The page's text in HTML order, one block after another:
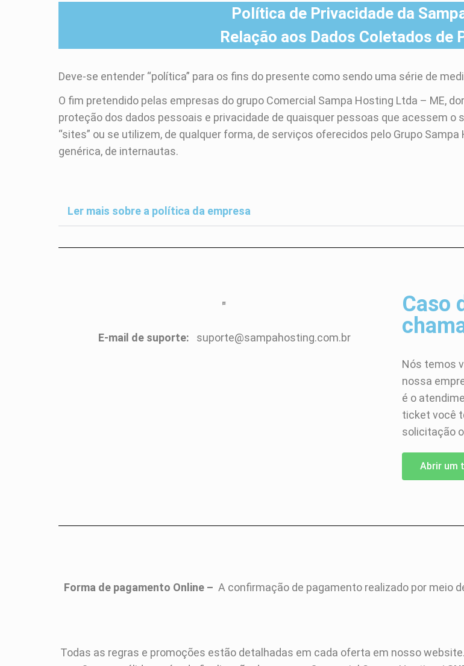
Política de Privacidade da
Relação aos Dados Coletados de
Deve-se entender “política” para os fins do presente como sendo uma série de
O fim pretendido pelas empresas do grupo Comercial Sampa Hosting Ltda – ME,
proteção dos dados pessoais e privacidade de quaisquer pessoas que acessem
“sites” ou se utilizem, de qualquer forma, de serviços oferecidos pelo Grupo
genérica, de internautas.
Ler mais sobre a política da empresa
E-mail de suporte: suporte@sampahosting.com.br
Caso
Nós temos
nossa
é o
ticket você
solicitação
Abrir um
Forma de pagamento Online – A confirmação de pagamento realizado por meio
Todas as regras e promoções estão detalhadas em cada oferta em nosso